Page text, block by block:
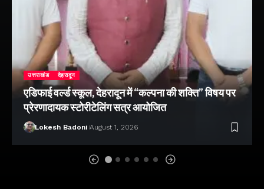
उत्तराखंड देहरादून
एडिफाई वर्ल्ड स्कूल, देहरादून में “कल्पना की शक्ति” विषय पर
प्रेरणादायक स्टोरीटेलिंग सत्र आयोजित
Lokesh Badoni August 1, 2026